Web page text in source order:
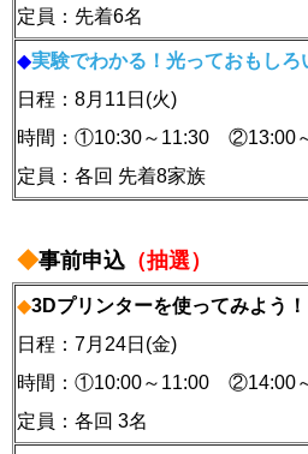
定員：先着6名
◆実験でわかる！光っておもしろ
日程：8月11日(火)
時間：①10:30～11:30 ②13:00
定員：各回 先着8家族
◆事前申込（抽選）
◆3Dプリンターを使ってみよう！
日程：7月24日(金)
時間：①10:00～11:00 ②14:00
定員：各回 3名